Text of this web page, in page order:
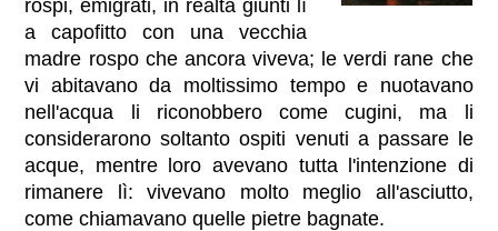
rospi, emigrati, in realtà giunti lì
a capofitto con una vecchia
madre rospo che ancora viveva; le verdi rane che
vi abitavano da moltissimo tempo e nuotavano
nell'acqua li riconobbero come cugini, ma li
considerarono soltanto ospiti venuti a passare le
acque, mentre loro avevano tutta l'intenzione di
rimanere lì: vivevano molto meglio all'asciutto,
come chiamavano quelle pietre bagnate.